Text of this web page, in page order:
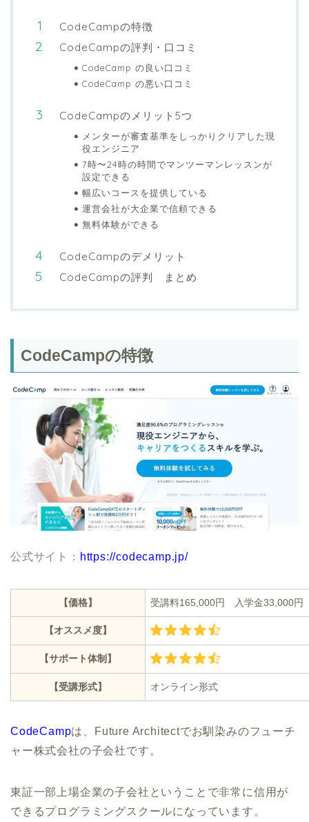
CodeCampの特徴
CodeCampの評判・口コミ
CodeCamp の良い口コミ
CodeCamp の悪い口コミ
CodeCampのメリット5つ
メンターが審査基準をしっかりクリアした現
役エンジニア
7時〜24時の時間でマンツーマンレッスンが
設定できる
幅広いコースを提供している
運営会社が大企業で信頼できる
無料体験ができる
CodeCampのデメリット
CodeCampの評判 まとめ
CodeCampの特徴
公式サイト： https://codecamp.jp/
【価格】 受講料165,000円 入学金33,000円
【オススメ度】
【サポート体制】
【受講形式】 オンライン形式
CodeCampは、Future Architectでお馴染みのフューチ
ャー株式会社の子会社です。
東証一部上場企業の子会社ということで非常に信用が
できるプログラミングスクールになっています。